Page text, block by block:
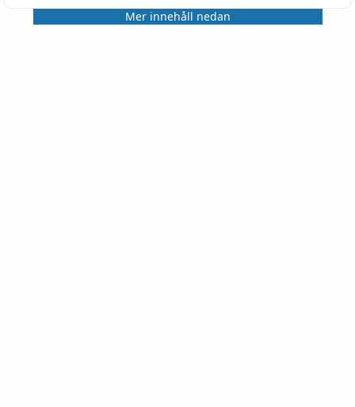
Mer innehåll nedan